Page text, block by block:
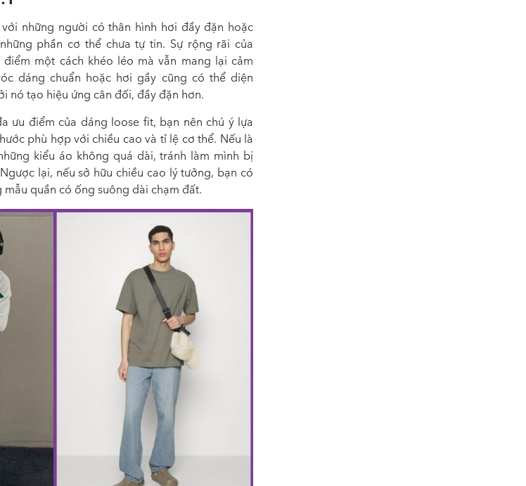
những người có thân hình hơi đầy đặn hoặc
phần cơ thể chưa tự tin. Sự rộng rãi của
một cách khéo léo mà vẫn mang lại cảm
dáng chuẩn hoặc hơi gầy cũng có thể diện
nó tạo hiệu ứng cân đối, đầy đặn hơn.
ưu điểm của dáng loose fit, bạn nên chú ý lựa
phù hợp với chiều cao và tỉ lệ cơ thể. Nếu là
kiểu áo không quá dài, tránh làm mình bị
lại, nếu sở hữu chiều cao lý tưởng, bạn có
quần có ống suông dài chạm đất.